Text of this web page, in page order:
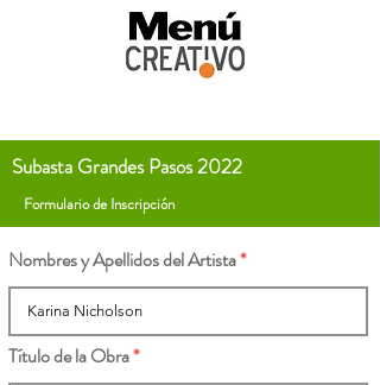
Subasta Grandes Pasos 2022
Formulario de Inscripción
Nombres y Apellidos del Artista
Título de la Obra